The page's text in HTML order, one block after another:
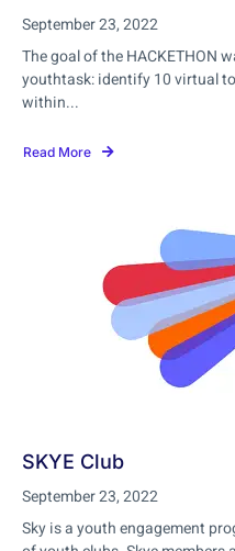
September 23, 2022
The goal of the HACKETHON
youthtask: identify 10 virtual
within...
Read More
SKYE Club
September 23, 2022
Sky is a youth engagement